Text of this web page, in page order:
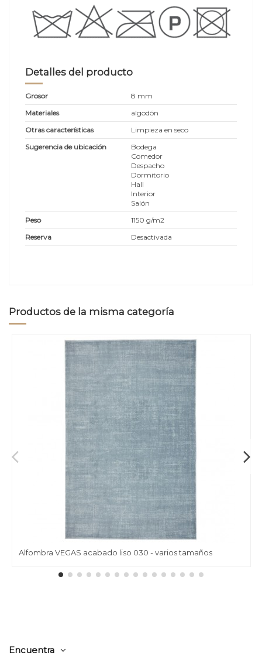
Detalles del producto
Grosor
8 mm
Materiales
algodón
Otras características
Limpieza en seco
Sugerencia de ubicación
Bodega
Comedor
Despacho
Dormitorio
Hall
Interior
Salón
Peso
1150 g/m2
Reserva
Desactivada
Productos de la misma categoría
Alfombra VEGAS acabado liso 030 - varios tamaños
Encuentra